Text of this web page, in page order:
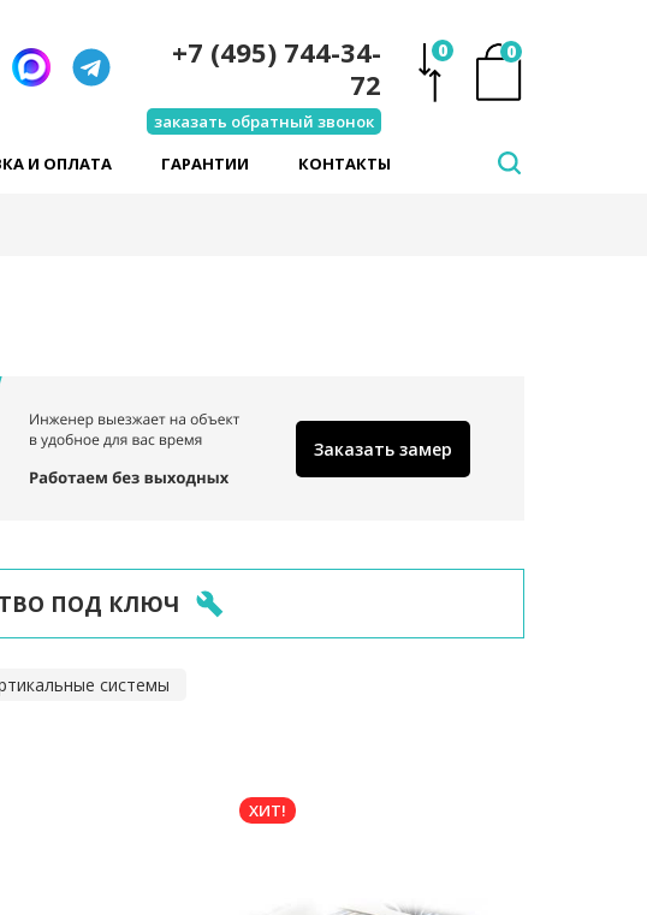
0
0
+7 (495) 744-34-
72
заказать обратный звонок
И ОПЛАТА ГАРАНТИИ КОНТАКТЫ
Заказать замер
ПОД КЛЮЧ
системы
ХИТ!